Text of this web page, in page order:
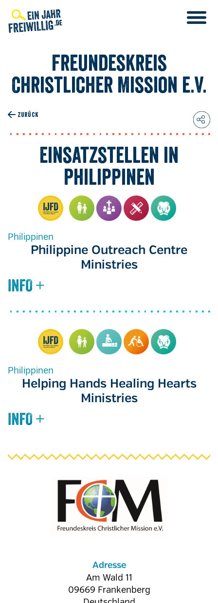
zum
Inhalt
Freundeskreis
Christlicher Mission e.V.
ZURÜCK
Einsatzstellen in
Philippinen
Philippinen
Philippine Outreach Centre
Ministries
Philippinen
Helping Hands Healing Hearts
Ministries
Adresse
Am Wald 11
09669 Frankenberg